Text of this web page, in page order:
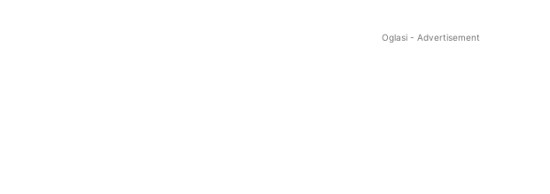
Oglasi - Advertisement